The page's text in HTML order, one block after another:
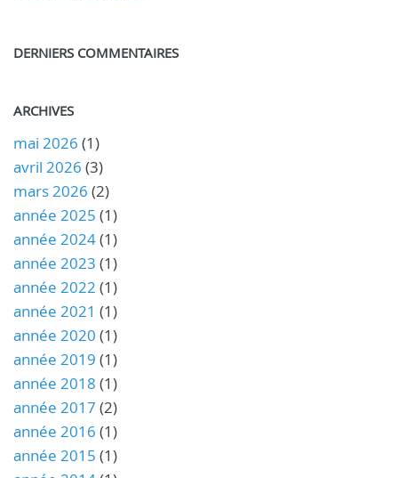
DERNIERS COMMENTAIRES
ARCHIVES
mai 2026 (1)
avril 2026 (3)
mars 2026 (2)
année 2025 (1)
année 2024(1)
année 2023 (1)
année 2022 (1)
année 2021 (1)
année 2020 (1)
année 2019 (1)
année 2018 (1)
année 2017 (2)
année 2016 (1)
année 2015 (1)